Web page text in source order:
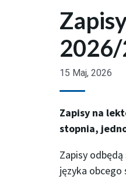
15 Maj, 2026
Zapisy na
stopnia,
Zapisy odbędą
języka